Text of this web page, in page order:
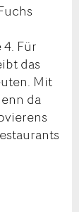
Für
das
Mit
da